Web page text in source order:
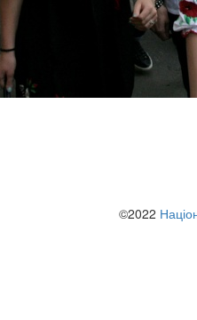
©2022